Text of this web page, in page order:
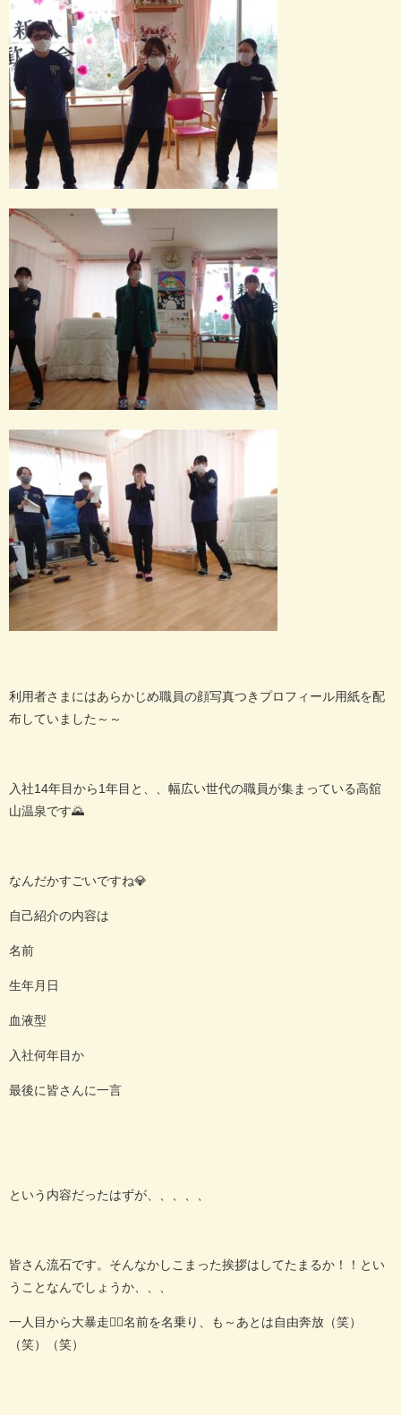
利用者さまにはあらかじめ職員の顔写真つきプロフィール用紙を配
布していました～～
入社14年目から1年目と、、幅広い世代の職員が集まっている高舘
山温泉です🌄
なんだかすごいですね💎
自己紹介の内容は
名前
生年月日
血液型
入社何年目か
最後に皆さんに一言
という内容だったはずが、、、、、
皆さん流石です。そんなかしこまった挨拶はしてたまるか！！とい
うことなんでしょうか、、、
一人目から大暴走🏳‍🌈名前を名乗り、も～あとは自由奔放（笑）
（笑）（笑）